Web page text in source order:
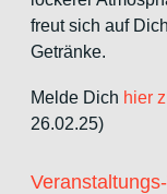
freut sich auf
Getränke.
Melde Dich hier
26.02.25)